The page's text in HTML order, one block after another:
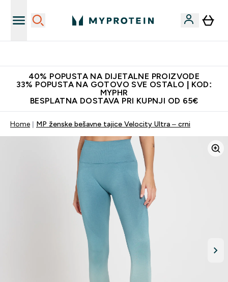
40% POPUSTA NA DIJETALNE PROIZVODE
33% POPUSTA NA GOTOVO SVE OSTALO | KOD:
MYPHR
BESPLATNA DOSTAVA PRI KUPNJI OD 65€
Home MP ženske bešavne tajice Velocity Ultra – crni